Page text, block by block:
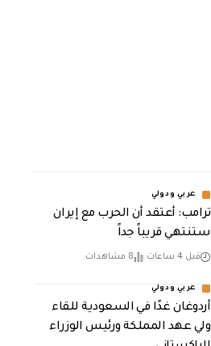
عربي ودولي
‏ترامب: أعتقد أن الحرب مع إيران
ستنتهي قريباً جداً
قبل 4 ساعات 8 مشاهدات
عربي ودولي
أردوغان غدًا في السعودية للقاء
ولي عهد المملكة ورئيس الوزراء